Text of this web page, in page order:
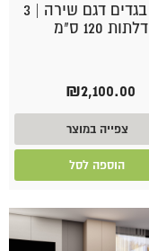
ארון בגדים דגם שירה | 3
דלתות 120 ס"מ
₪2,100.00
צפייה במוצר
הוספה לסל